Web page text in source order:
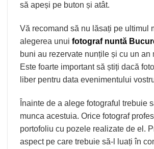
să apeși pe buton și atât.
Vă recomand să nu lăsați pe ultimul
alegerea unui fotograf nuntă
buni au rezervate nunțile și cu un an
Este foarte important să știți dacă
liber pentru data evenimentului
Înainte de a alege fotograful trebuie
munca acestuia. Orice fotograf
portofoliu cu pozele realizate de el.
aspect pe care trebuie să-l luați în